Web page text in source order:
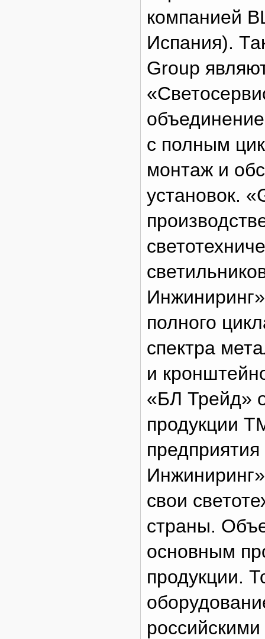
компанией
Испания).
Group
с полным
монтаж и
установок.
полного
спектра
и
«БЛ Трейд»
продукции
свои
страны.
основным
продукции.